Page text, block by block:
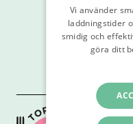
tre
Tom
Vi använder
laddningstider
smidig och
göra ditt